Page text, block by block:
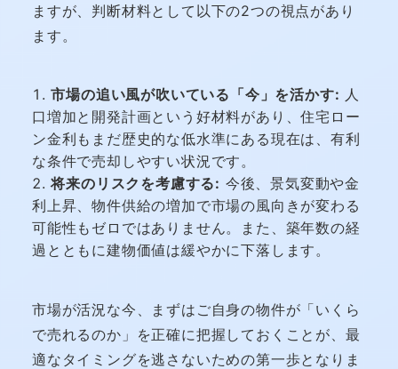
ますが、判断材料として以下の2つの視点があり
ます。
市場の追い風が吹いている「今」を活かす: 人
口増加と開発計画という好材料があり、住宅ロー
ン金利もまだ歴史的な低水準にある現在は、有利
な条件で売却しやすい状況です。
将来のリスクを考慮する: 今後、景気変動や金
利上昇、物件供給の増加で市場の風向きが変わる
可能性もゼロではありません。また、築年数の経
過とともに建物価値は緩やかに下落します。
市場が活況な今、まずはご自身の物件が「いくら
で売れるのか」を正確に把握しておくことが、最
適なタイミングを逃さないための第一歩となりま